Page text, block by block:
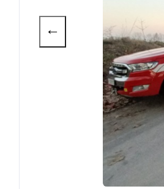
←